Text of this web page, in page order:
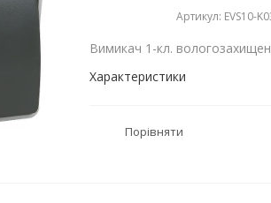
Артикул: EVS10-
Вимикач 1-кл.
Характеристики
Порівняти